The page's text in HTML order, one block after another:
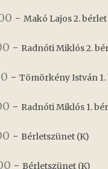
- Makó Lajos 2. bérlet
- Radnóti Miklós 2.
- Tömörkény István 1.
- Radnóti Miklós 1.
- Bérletszünet (K)
- Bérletszünet (K)